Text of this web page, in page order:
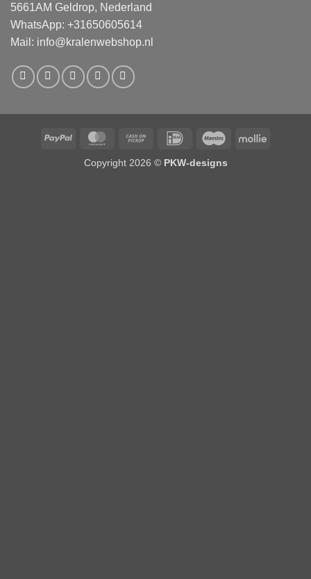
5661AM Geldrop, Nederland
WhatsApp: +31650605614
Mail: info@kralenwebshop.nl
PayPal MasterCardCash
Pickup
IDeal Maestro Mollie
Copyright 2026 © PKW-designs